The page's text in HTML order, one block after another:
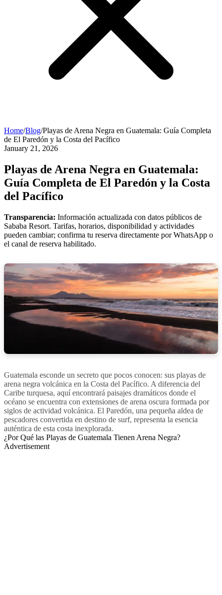
Home/Blog/Playas de Arena Negra en Guatemala: Guía Completa
de El Paredón y la Costa del Pacífico
January 21, 2026
Playas de Arena Negra en Guatemala:
Guía Completa de El Paredón y la Costa
del Pacífico
Transparencia: Información actualizada con datos públicos de
Sababa Resort. Tarifas, horarios, disponibilidad y actividades
pueden cambiar; confirma tu reserva directamente por WhatsApp o
el canal de reserva habilitado.
Guatemala esconde un secreto que pocos conocen: sus playas de
arena negra volcánica en la Costa del Pacífico. A diferencia del
Caribe turquesa, aquí encontrará paisajes dramáticos donde el
océano se encuentra con extensiones de arena oscura formada por
siglos de actividad volcánica. El Paredón, una pequeña aldea de
pescadores convertida en destino de surf, representa la esencia
auténtica de esta costa inexplorada.
¿Por Qué las Playas de Guatemala Tienen Arena Negra?
Advertisement